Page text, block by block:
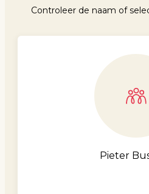
Controleer de naam of
Pieter